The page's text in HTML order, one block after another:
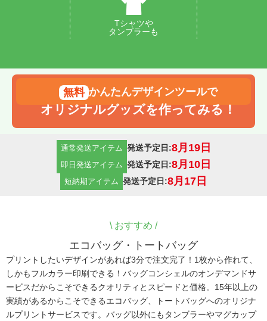
Tシャツや
タンブラーも
かんたんデザインツールで
オリジナルグッズを作ってみる！
通常発送アイテム 発送予定日:8月19日
即日発送アイテム 発送予定日:8月10日
短納期アイテム 発送予定日:8月17日
\ おすすめ /
エコバッグ・トートバッグ
プリントしたいデザインがあれば3分で注文完了！1枚から作れて、
しかもフルカラー印刷できる！バッグコンシェルのオンデマンドサ
ービスだからこそできるクオリティとスピードと価格。15年以上の
実績があるからこそできるエコバッグ、トートバッグへのオリジナ
ルプリントサービスです。バッグ以外にもタンブラーやマグカップ